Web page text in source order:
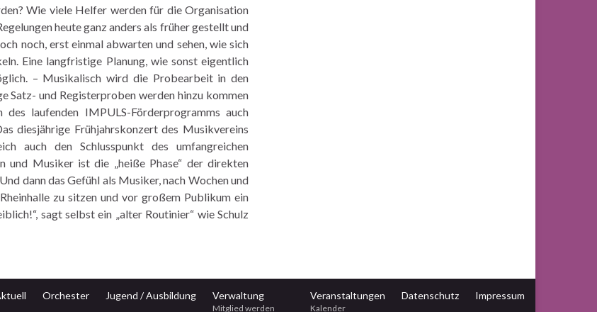
Wie viele Helfer werden für die Organisation
heute ganz anders als früher gestellt und
noch, erst einmal abwarten und sehen, wie sich
Eine langfristige Planung, wie sonst eigentlich
– Musikalisch wird die Probearbeit in den
Satz- und Registerproben werden hinzu kommen
laufenden IMPULS-Förderprogramms auch
diesjährige Frühjahrskonzert des Musikvereins
auch den Schlusspunkt des
umfangreichen
und Musiker ist die
„heiße Phase“ der direkten
danndas Gefühl als Musiker, nach Wochen und
Rheinhalle zu sitzen und vor großem Publikum ein
sagt selbst ein „alter Routinier“ wie Schulz
Orchester Jugend / Ausbildung Verwaltung
Mitglied werden
Veranstaltungen
Kalender
Datenschutz Impressum